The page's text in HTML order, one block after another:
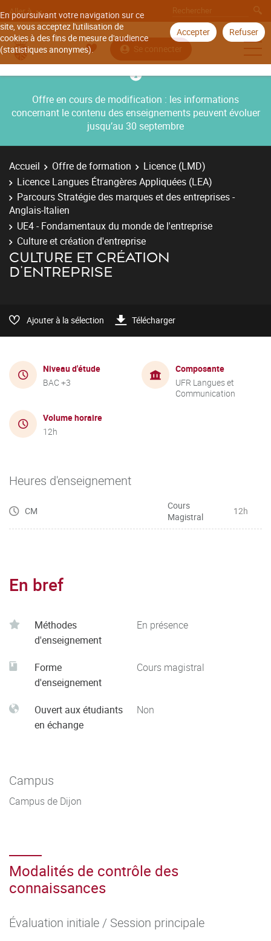
En poursuivant votre navigation sur ce
site, vous acceptez l'utilisation de
cookies à des fins de mesure d'audience
(statistiques anonymes).
Accepter Refuser
Aller à
Se connecter
Offre en cours de modification : les informations
concernant le contenu des enseignements peuvent évoluer
jusqu’au 30 septembre
Accueil Offre de formation
Licence (LMD)
Licence Langues Étrangères Appliquées (LEA)
Parcours Stratégie des marques et des entreprises -
Anglais-Italien
UE4 - Fondamentaux du monde de l'entreprise
Culture et création d'entreprise
CULTURE ET CRÉATION
D'ENTREPRISE
Ajouter à la sélection Télécharger
Niveau d'étude
BAC +3
Composante
UFR Langues et
Communication
Volume horaire
12h
Heures d'enseignement
CM
Cours
Magistral
12h
En bref
Méthodes
d'enseignement
En présence
Forme
d'enseignement
Cours magistral
Ouvert aux étudiants
en échange
Non
Campus
Campus de Dijon
Modalités de contrôle des
connaissances
Évaluation initiale / Session principale